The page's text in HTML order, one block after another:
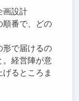
画設計
順番で、どの
形で届けるの
。経営陣が意
るところま